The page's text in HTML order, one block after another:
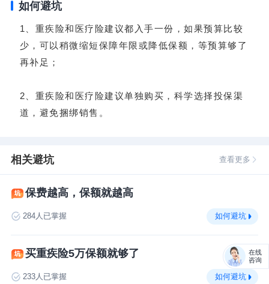
如何避坑
1、重疾险和医疗险建议都入手一份，如果预算比较
少，可以稍微缩短保障年限或降低保额，等预算够了
再补足；
2、重疾险和医疗险建议单独购买，科学选择投保渠
道，避免捆绑销售。
相关避坑 查看更多
保费越高，保额就越高
284人已掌握 如何避坑
买重疾险5万保额就够了
233人已掌握 如何避坑
在线
咨询